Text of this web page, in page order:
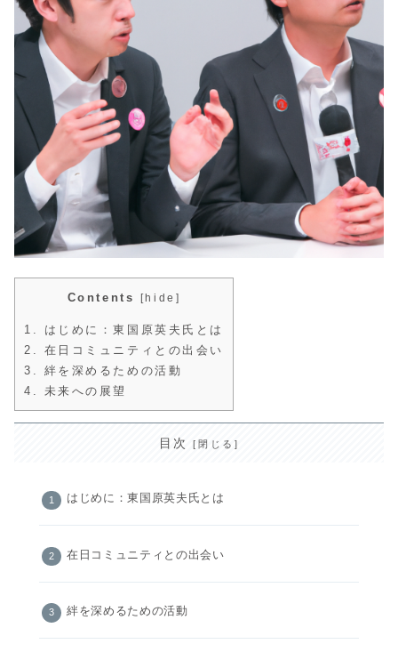
Contents [ hide ]
1.
はじめに：東国原英夫氏とは
2.
在日コミュニティとの出会い
3.
絆を深めるための活動
4.
未来への展望
目次
はじめに：東国原英夫氏とは
在日コミュニティとの出会い
絆を深めるための活動